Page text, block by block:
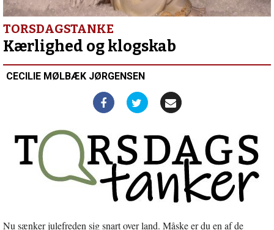
har
også
hjemløse
Danmark?
TORSDAGSTANKE
Kærlighed og klogskab
CECILIE MØLBÆK JØRGENSEN
Nu sænker julefreden sig snart over land. Måske er du en af de